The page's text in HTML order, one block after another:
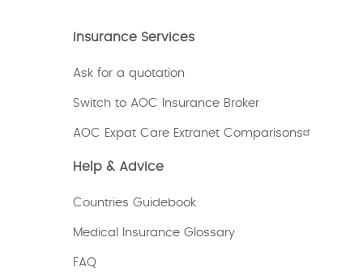
Insurance Services
Ask for a quotation
Switch to AOC Insurance Broker
AOC Expat Care Extranet Comparisons
Help & Advice
Countries Guidebook
Medical Insurance Glossary
FAQ